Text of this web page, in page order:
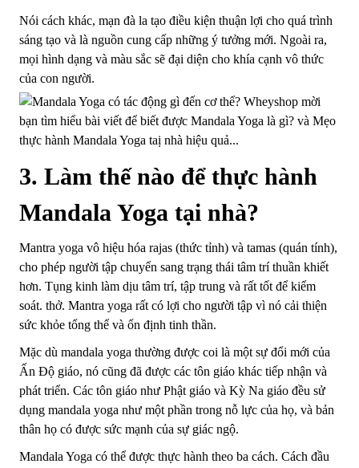
Nói cách khác, mạn đà la tạo điều kiện thuận lợi cho quá trình
sáng tạo và là nguồn cung cấp những ý tưởng mới. Ngoài ra,
mọi hình dạng và màu sắc sẽ đại diện cho khía cạnh vô thức
của con người.
3. Làm thế nào để thực hành
Mandala Yoga tại nhà?
Mantra yoga vô hiệu hóa rajas (thức tỉnh) và tamas (quán tính),
cho phép người tập chuyển sang trạng thái tâm trí thuần khiết
hơn. Tụng kinh làm dịu tâm trí, tập trung và rất tốt để kiểm
soát. thở. Mantra yoga rất có lợi cho người tập vì nó cải thiện
sức khỏe tổng thể và ổn định tinh thần.
Mặc dù mandala yoga thường được coi là một sự đổi mới của
Ấn Độ giáo, nó cũng đã được các tôn giáo khác tiếp nhận và
phát triển. Các tôn giáo như Phật giáo và Kỳ Na giáo đều sử
dụng mandala yoga như một phần trong nỗ lực của họ, và bản
thân họ có được sức mạnh của sự giác ngộ.
Mandala Yoga có thể được thực hành theo ba cách. Cách đầu